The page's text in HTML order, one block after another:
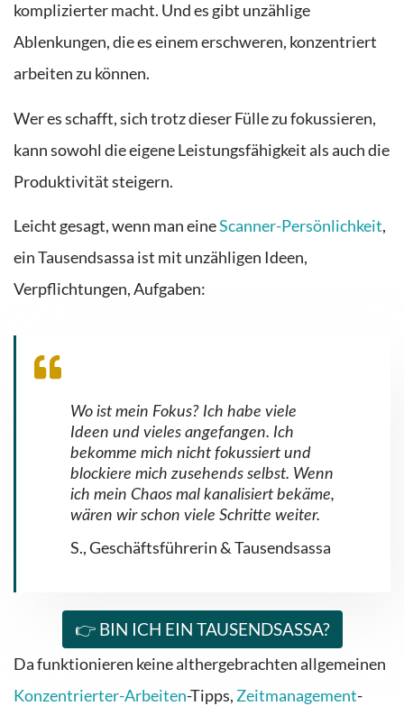
komplizierter macht. Und es gibt unzählige
Ablenkungen, die es einem erschweren, konzentriert
arbeiten zu können.
Wer es schafft, sich trotz dieser Fülle zu fokussieren,
kann sowohl die eigene Leistungsfähigkeit als auch die
Produktivität steigern.
Leicht gesagt, wenn man eineScanner-Persönlichkeit,
ein Tausendsassa ist mit unzähligen Ideen,
Verpflichtungen, Aufgaben:
Wo ist mein Fokus? Ich habe viele
Ideen und vieles angefangen. Ich
bekomme mich nicht fokussiert und
blockiere mich zusehends selbst. Wenn
ich mein Chaos mal kanalisiert bekäme,
wären wir schon viele Schritte weiter.
S., Geschäftsführerin & Tausendsassa
👉 BIN ICH EIN TAUSENDSASSA?
Da funktionieren keine althergebrachten allgemeinen
Konzentrierter-Arbeiten-Tipps, Zeitmanagement-